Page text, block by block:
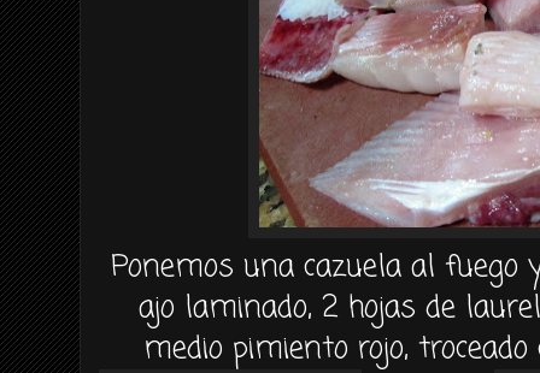
Ponemos una cazuela al
ajo laminado, 2 hojas de
medio pimiento rojo,